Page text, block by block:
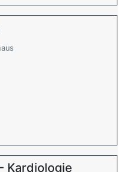
Kardiologie